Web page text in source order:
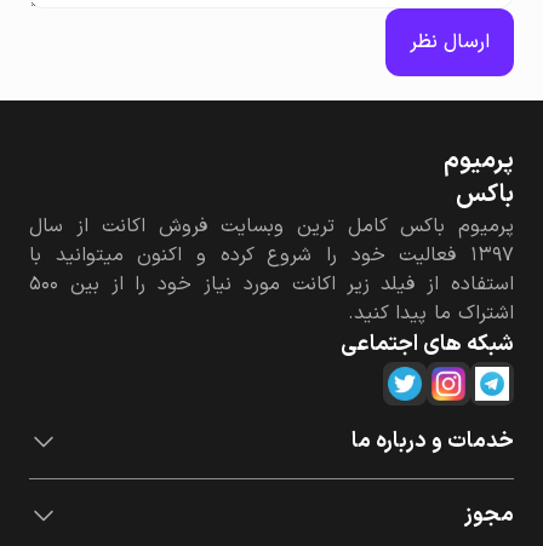
ارسال نظر
پرمیوم‌
باکس
پرمیوم باکس کامل ترین وبسایت فروش اکانت از سال
۱۳۹۷ فعالیت خود را شروع کرده و اکنون میتوانید با
استفاده از فیلد زیر اکانت مورد نیاز خود را از بین ۵۰۰
اشتراک ما پیدا کنید.
شبکه های اجتماعی
خدمات و درباره ما
مجوز